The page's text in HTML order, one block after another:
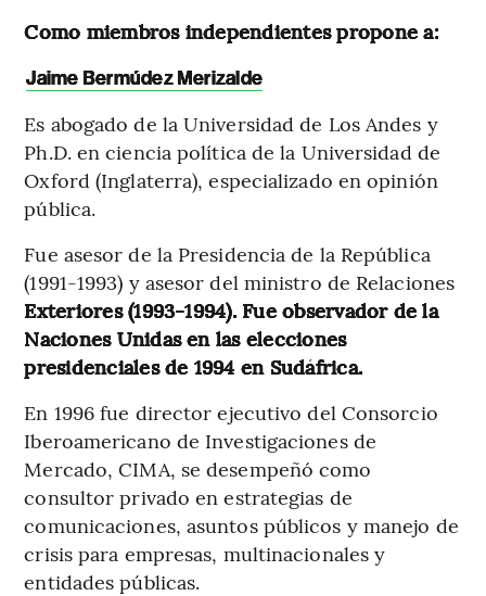
Como miembros independientes propone a:
Jaime Bermúdez Merizalde
Es abogado de la Universidad de Los Andes y
Ph.D. en ciencia política de la Universidad de
Oxford (Inglaterra), especializado en opinión
pública.
Fue asesor de la Presidencia de la República
(1991-1993) y asesor del ministro de Relaciones
Exteriores (1993-1994). Fue observador de la
Naciones Unidas en las elecciones
presidenciales de 1994 en Sudáfrica.
En 1996 fue director ejecutivo del Consorcio
Iberoamericano de Investigaciones de
Mercado, CIMA, se desempeñó como
consultor privado en estrategias de
comunicaciones, asuntos públicos y manejo de
crisis para empresas, multinacionales y
entidades públicas.